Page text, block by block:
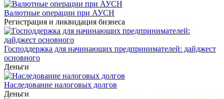
Валютные операции при АУСН
Регистрация и ликвидация бизнеса
Господдержка для начинающих предпринимателей: дайджест
основного
Деньги
Наследование налоговых долгов
Деньги